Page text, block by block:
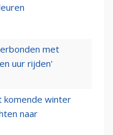
met
uur rijden'
komende winter
naar